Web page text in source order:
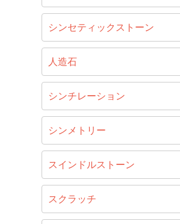
シンセティックストーン
人造石
シンチレーション
シンメトリー
スインドルストーン
スクラッチ